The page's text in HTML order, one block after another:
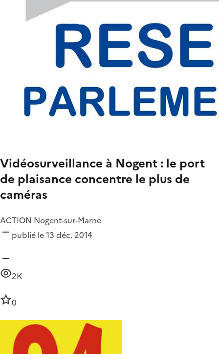
Vidéosurveillance à Nogent : le port
de plaisance concentre le plus de
caméras
ACTION Nogent-sur-Marne
publié le 13 déc. 2014
2K
0